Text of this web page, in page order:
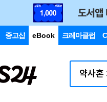
중고샵 eBook 크레마클럽